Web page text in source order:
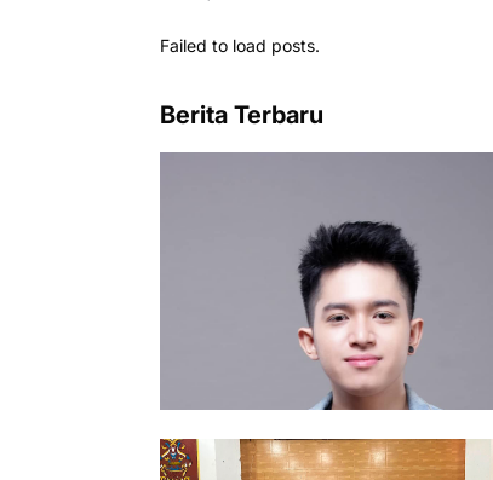
Failed to load posts.
Berita Terbaru